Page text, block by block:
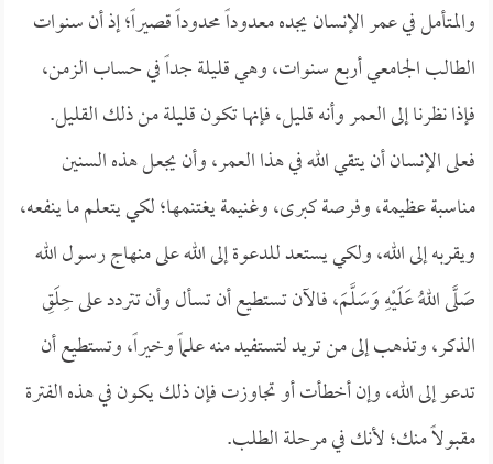
والمتأمل في عمر الإنسان يجده معدوداً محدوداً قصيراً؛ إذ أن سنوات
الطالب الجامعي أربع سنوات، وهي قليلة جداً في حساب الزمن،
فإذا نظرنا إلى العمر وأنه قليل، فإنها تكون قليلة من ذلك القليل.
فعلى الإنسان أن يتقي الله في هذا العمر، وأن يجعل هذه السنين
مناسبة عظيمة، وفرصة كبرى، وغنيمة يغتنمها؛ لكي يتعلم ما ينفعه،
ويقربه إلى الله، ولكي يستعد للدعوة إلى الله على منهاج رسول الله
صَلَّى اللهُ عَلَيْهِ وَسَلَّمَ، فالآن تستطيع أن تسأل وأن تتردد على حِلَقِ
الذكر، وتذهب إلى من تريد لتستفيد منه علماً وخيراً، وتستطيع أن
تدعو إلى الله، وإن أخطأت أو تجاوزت فإن ذلك يكون في هذه الفترة
مقبولاً منك؛ لأنك في مرحلة الطلب.